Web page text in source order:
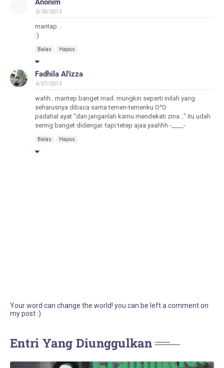
Anonim
3/30/2013
mantap. .
:)
Balas Hapus
Fadhila Al'izza
4/07/2013
wahh.. mantep banget mad. mungkin seperti inilah yang
seharusnya dibaca sama temen-temenku O^O
padahal ayat "dan janganlah kamu mendekati zina..." itu udah
sering banget didengar. tapi tetep ajaa yaahhh -____-
Balas Hapus
Your word can change the world! you can be left a comment on
my post :)
Entri Yang Diunggulkan